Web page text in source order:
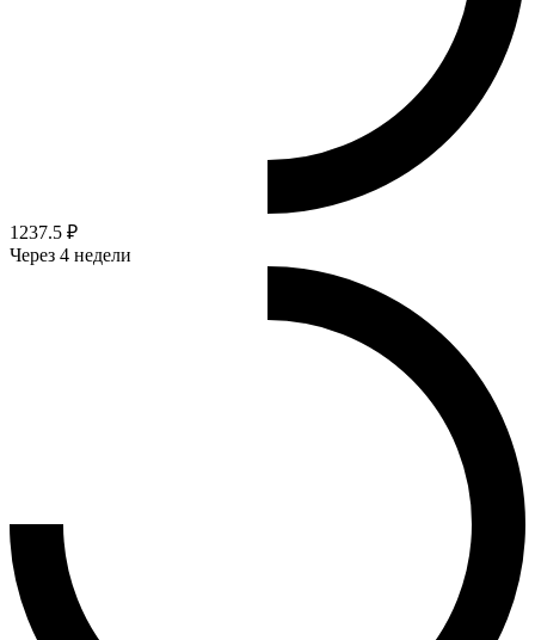
1237.5 ₽
Через 4 недели